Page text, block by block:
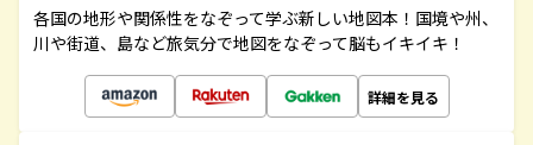
各国の地形や関係性をなぞって学ぶ新しい地図本！国境や州、
川や街道、島など旅気分で地図をなぞって脳もイキイキ！
詳細を見る